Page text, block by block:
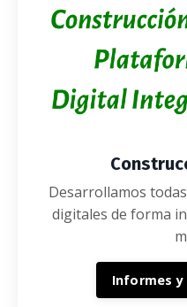
Desarrollamos
digitales de forma
Informes y